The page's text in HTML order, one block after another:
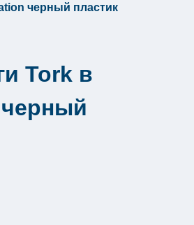
черный пластик
Tork в